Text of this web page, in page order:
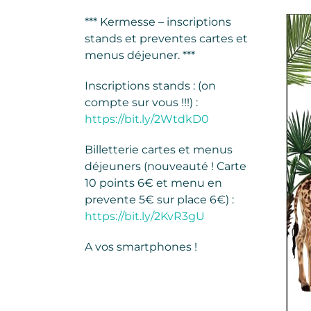
*** Kermesse – inscriptions
stands et preventes cartes et
menus déjeuner. ***
Inscriptions stands : (on
compte sur vous !!!) :
https://bit.ly/2WtdkD0
Billetterie cartes et menus
déjeuners (nouveauté ! Carte
10 points 6€ et menu en
prevente 5€ sur place 6€) :
https://bit.ly/2KvR3gU
A vos smartphones !